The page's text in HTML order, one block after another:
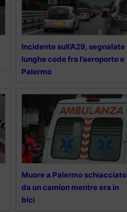
Incidente sull’A29, segnalate
lunghe code fra l’aeroporto e
Palermo
Muore a Palermo schiacciato
da un camion mentre era in
bici